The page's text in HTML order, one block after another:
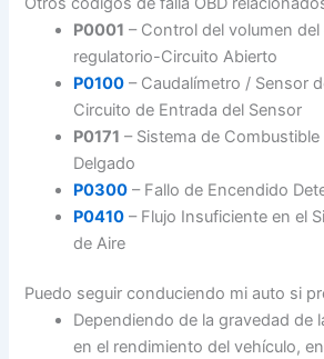
P0001 – Control del volumen
regulatorio-Circuito Abierto
P0100 – Caudalímetro / Sensor
Circuito de Entrada del Sensor
P0171 – Sistema de
Delgado
P0300 – Fallo de Encendido
P0410 – Flujo Insuficiente en el
de Aire
Puedo seguir conduciendo mi auto si
Dependiendo de la gravedad de
en el rendimiento del vehículo,